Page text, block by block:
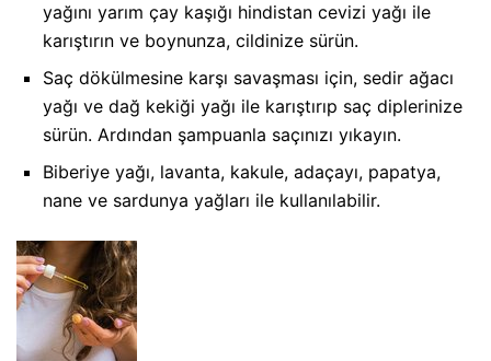
yağını yarım çay kaşığı hindistan cevizi yağı ile
karıştırın ve boynunza, cildinize sürün.
Saç dökülmesine karşı savaşması için, sedir ağacı
yağı ve dağ kekiği yağı ile karıştırıp saç diplerinize
sürün. Ardından şampuanla saçınızı yıkayın.
Biberiye yağı, lavanta, kakule, adaçayı, papatya,
nane ve sardunya yağları ile kullanılabilir.